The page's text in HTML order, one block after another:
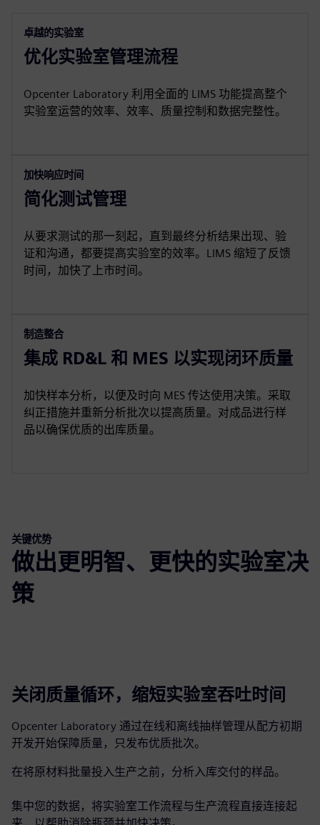
卓越的实验室
优化实验室管理流程
Opcenter Laboratory 利用全面的 LIMS 功能提高整个
实验室运营的效率、效率、质量控制和数据完整性。
加快响应时间
简化测试管理
从要求测试的那一刻起，直到最终分析结果出现、验
证和沟通，都要提高实验室的效率。LIMS 缩短了反馈
时间，加快了上市时间。
制造整合
集成 RD&L 和 MES 以实现闭环质量
加快样本分析，以便及时向 MES 传达使用决策。采取
纠正措施并重新分析批次以提高质量。对成品进行样
品以确保优质的出库质量。
关键优势
做出更明智、更快的实验室决
策
关闭质量循环，缩短实验室吞吐时间
Opcenter Laboratory 通过在线和离线抽样管理从配方初期
开发开始保障质量，只发布优质批次。
在将原材料批量投入生产之前，分析入库交付的样品。
集中您的数据，将实验室工作流程与生产流程直接连接起